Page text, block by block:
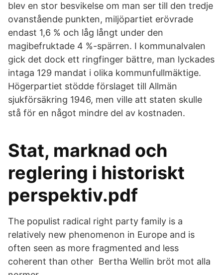
blev en stor besvikelse om man ser till den tredje
ovanstående punkten, miljöpartiet erövrade
endast 1,6 % och låg långt under den
magibefruktade 4 %-spärren. I kommunalvalen
gick det dock ett ringfinger bättre, man lyckades
intaga 129 mandat i olika kommunfullmäktige.
Högerpartiet stödde förslaget till Allmän
sjukförsäkring 1946, men ville att staten skulle
stå för en något mindre del av kostnaden.
Stat, marknad och
reglering i historiskt
perspektiv.pdf
The populist radical right party family is a
relatively new phenomenon in Europe and is
often seen as more fragmented and less
coherent than other Bertha Wellin bröt mot alla